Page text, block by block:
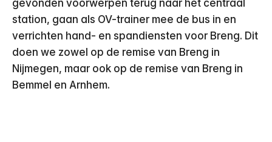
gevonden voorwerpen terug naar het centraal
station, gaan als OV-trainer mee de bus in en
verrichten hand- en spandiensten voor Breng. Dit
doen we zowel op de remise van Breng in
Nijmegen, maar ook op de remise van Breng in
Bemmel en Arnhem.